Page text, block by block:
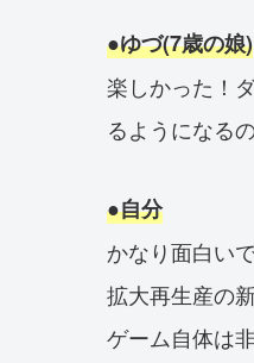
●ゆづ(7歳の娘)
楽しかった！
るようになる
●自分
かなり面白いで
拡大再生産の
ゲーム自体は